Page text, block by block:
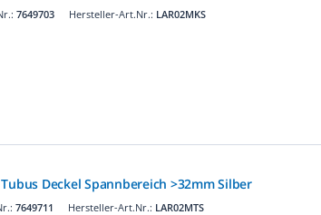
7649703 Hersteller-Art.Nr.: LAR02MKS
Deckel Spannbereich >32mm Silber
7649711 Hersteller-Art.Nr.: LAR02MTS